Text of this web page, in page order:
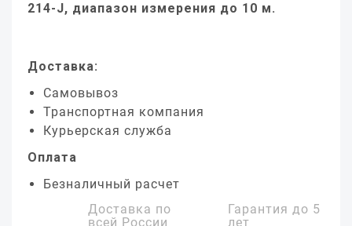
214-J, диапазон измерения до 10 м.
Доставка:
Самовывоз
Транспортная компания
Курьерская служба
Оплата
Безналичный расчет
Доставка по
всей России
Гарантия до 5
лет